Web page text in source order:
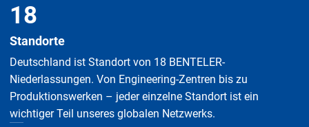
18
Standorte
Deutschland ist Standort von 18 BENTELER-
Niederlassungen. Von Engineering-Zentren bis zu
Produktionswerken – jeder einzelne Standort ist ein
wichtiger Teil unseres globalen Netzwerks.